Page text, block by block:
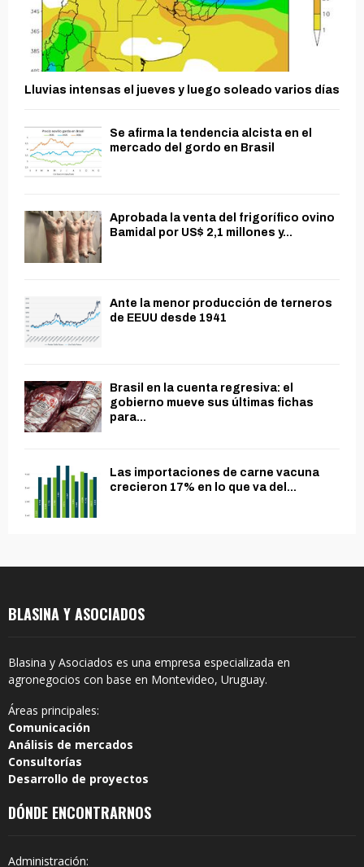
Lluvias intensas el jueves y luego soleado varios días
Se afirma la tendencia alcista en el
mercado del gordo en Brasil
Aprobada la venta del frigorífico ovino
Bamidal por US$ 2,1 millones y...
Ante la menor producción de terneros
de EEUU desde 1941
Brasil en la cuenta regresiva: el
gobierno mueve sus últimas fichas
para...
Las importaciones de carne vacuna
crecieron 17% en lo que va del...
BLASINA Y ASOCIADOS
Blasina y Asociados es una empresa especializada en
agronegocios con base en Montevideo, Uruguay.
Áreas principales:
Comunicación
Análisis de mercados
Consultorías
Desarrollo de proyectos
DÓNDE ENCONTRARNOS
Administración: